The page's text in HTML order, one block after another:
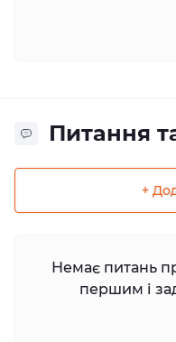
Питання
+
Немає питань
першим і